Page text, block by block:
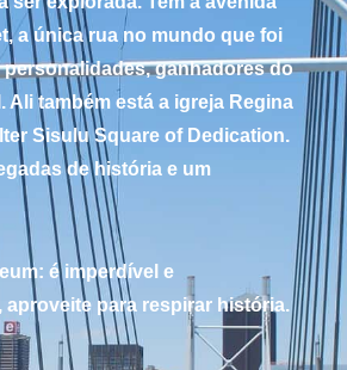
a única rua no mundo que foi
personalidades, ganhadores do
Ali também está a igreja Regina
Sisulu Square of Dedication.
de história e um
é imperdível e
aproveite para respirar história.